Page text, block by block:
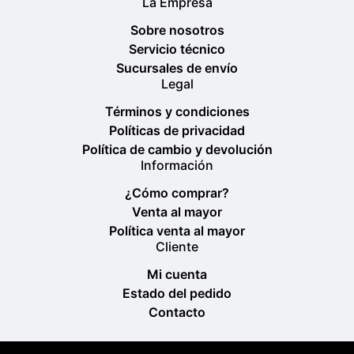
Sobre nosotros
Servicio técnico
Sucursales de envío
Legal
Términos y condiciones
Políticas de privacidad
Política de cambio y devolución
Información
¿Cómo comprar?
Venta al mayor
Política venta al mayor
Cliente
Mi cuenta
Estado del pedido
Contacto